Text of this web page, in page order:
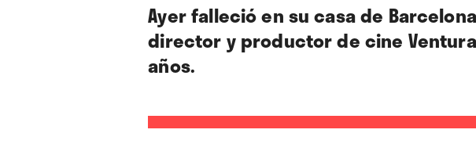
Ayer falleció en su casa de
director y productor de cine Ventura
años.